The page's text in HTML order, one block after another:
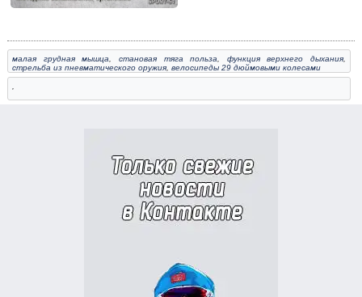
малая грудная мышца становая тяга польза функция верхнего дыхания
стрельба из пневматического оружия, велосипеды 29 дюймовыми колесами